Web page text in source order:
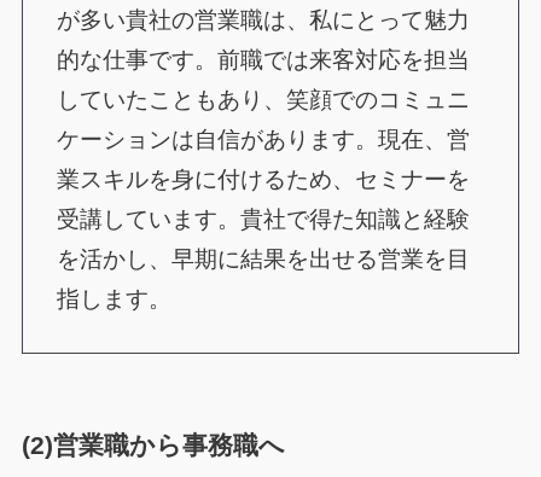
が多い貴社の営業職は、私にとって魅力
的な仕事です。前職では来客対応を担当
していたこともあり、笑顔でのコミュニ
ケーションは自信があります。現在、営
業スキルを身に付けるため、セミナーを
受講しています。貴社で得た知識と経験
を活かし、早期に結果を出せる営業を目
指します。
(2)営業職から事務職へ